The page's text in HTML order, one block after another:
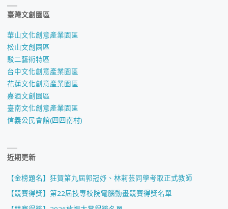
臺灣文創園區
華山文化創意產業園區
松山文創園區
駁二藝術特區
台中文化創意產業園區
花蓮文化創意產業園區
嘉酒文創園區
臺南文化創意產業園區
信義公民會館(四四南村)
近期更新
【金榜題名】狂賀第九屆郭冠妤、林莉芸同學考取正式教師
【競賽得獎】第22屆技專校院電腦動畫競賽得獎名單